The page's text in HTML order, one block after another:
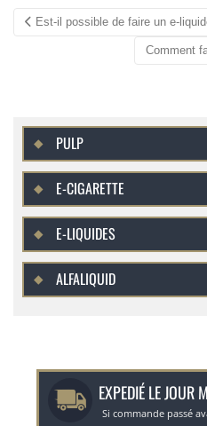
Navigation
Est-il possible de faire un e-
Comment
PULP
E-CIGARETTE
E-LIQUIDES
ALFALIQUID
EXPEDIÉ LE JOUR
Si commande passé